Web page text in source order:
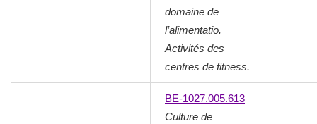
domaine de
l’alimentatio.
Activités des
centres de fitness.
BE-1027.005.613
Culture de